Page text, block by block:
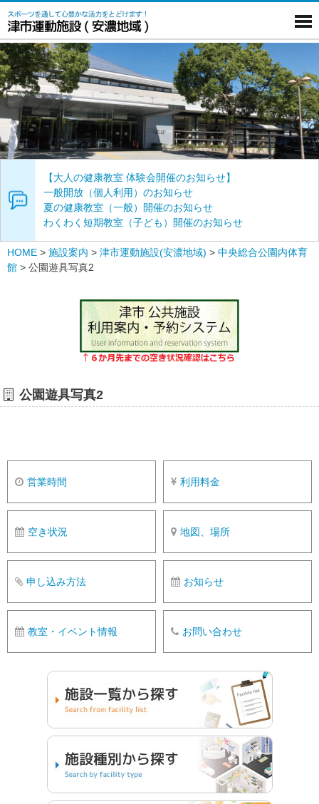
【大人の健康教室 体験会開催のお知らせ】
一般開放（個人利用）のお知らせ
夏の健康教室（一般）開催のお知らせ
わくわく短期教室（子ども）開催のお知らせ
HOME > 施設案内 > 津市運動施設(安濃地域) > 中央総合公園内体育
館 > 公園遊具写真2
公園遊具写真2
営業時間 利用料金
空き状況 地図、場所
申し込み方法 お知らせ
教室・イベント情報 お問い合わせ